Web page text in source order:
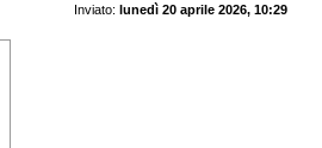
Inviato: lunedì 20 aprile 2026, 10:29